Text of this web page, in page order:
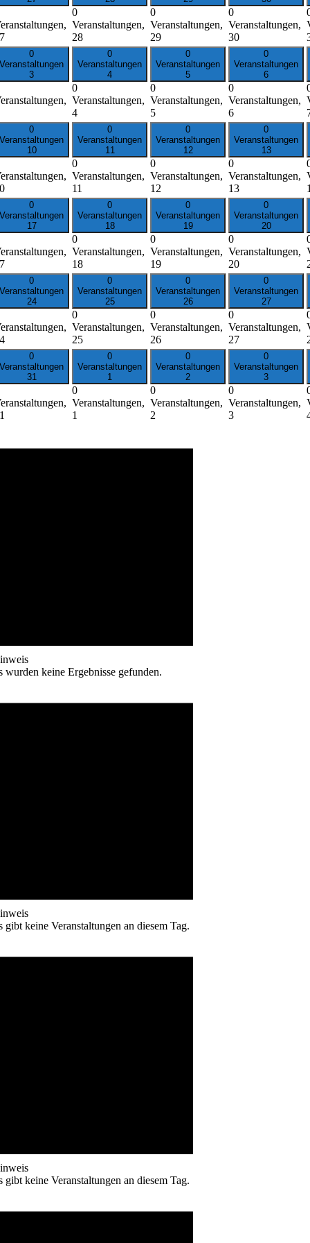
0
Veranstaltungen,
28
0
Veranstaltungen,
29
0
Veranstaltungen,
30
0
Veranstaltungen
3
0
Veranstaltungen
4
0
Veranstaltungen,
4
0
Veranstaltungen
5
0
Veranstaltungen,
5
0
Veranstaltungen
6
0
Veranstaltungen,
6
0
Veranstaltungen
10
0
Veranstaltungen
11
0
Veranstaltungen,
11
0
Veranstaltungen
12
0
Veranstaltungen,
12
0
Veranstaltungen
13
0
Veranstaltungen,
13
0
Veranstaltungen
17
0
Veranstaltungen
18
0
Veranstaltungen,
18
0
Veranstaltungen
19
0
Veranstaltungen,
19
0
Veranstaltungen
20
0
Veranstaltungen,
20
0
Veranstaltungen
24
0
Veranstaltungen
25
0
Veranstaltungen,
25
0
Veranstaltungen
26
0
Veranstaltungen,
26
0
Veranstaltungen
27
0
Veranstaltungen,
27
0
Veranstaltungen
31
0
Veranstaltungen
1
0
Veranstaltungen,
1
0
Veranstaltungen
2
0
Veranstaltungen,
2
0
Veranstaltungen
3
0
Veranstaltungen,
3
wurden keine Ergebnisse gefunden.
gibt keine Veranstaltungen an diesem Tag.
gibt keine Veranstaltungen an diesem Tag.